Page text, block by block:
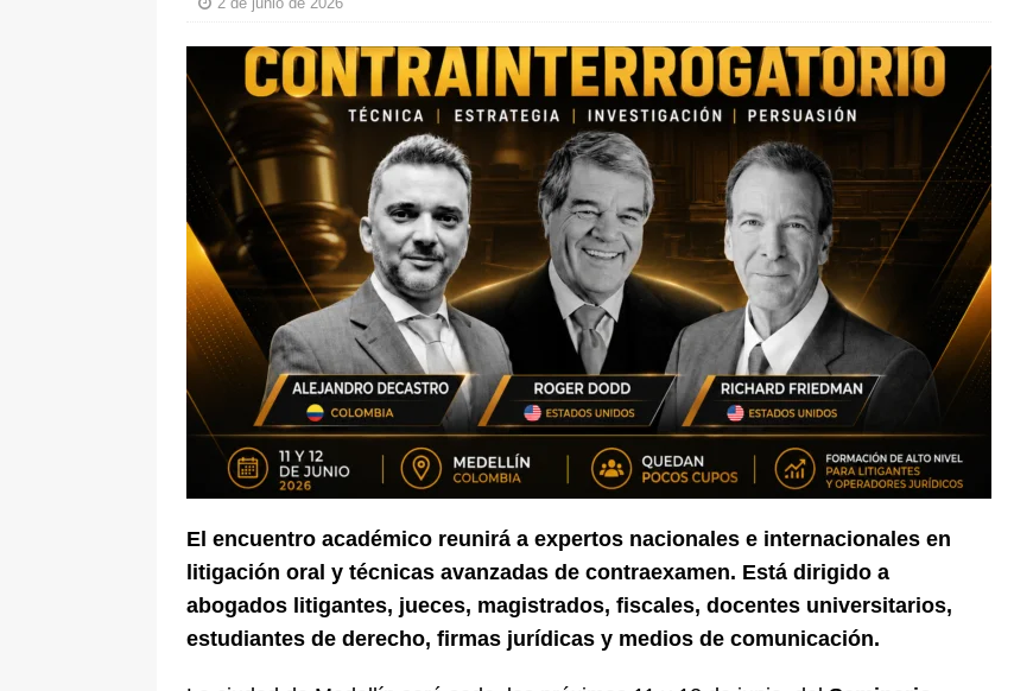
episodios que precipitaron su salida de Bogotá JUDICIALES
El encuentro académico reunirá a expertos nacionales e internacionales en
litigación oral y técnicas avanzadas de contraexamen. Está dirigido a
abogados litigantes, jueces, magistrados, fiscales, docentes universitarios,
estudiantes de derecho, firmas jurídicas y medios de comunicación.